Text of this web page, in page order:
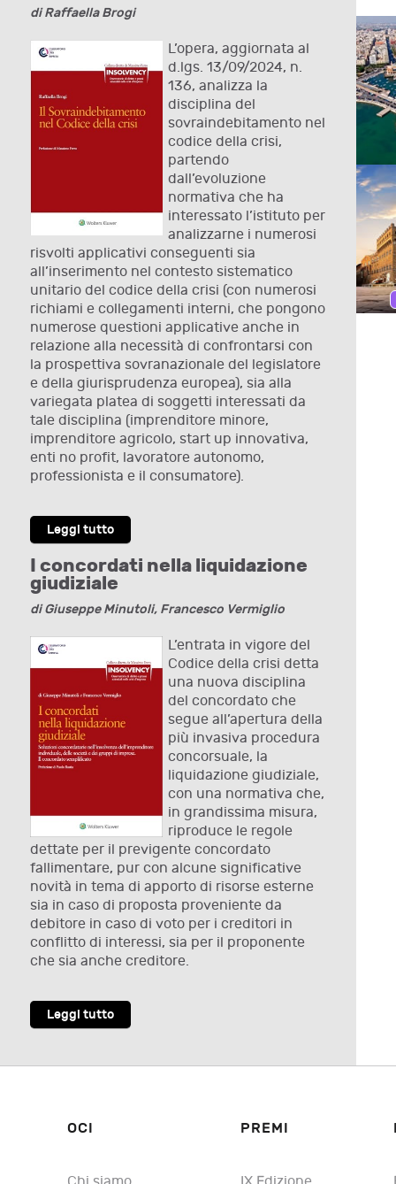
di Raffaella Brogi
L’opera, aggiornata al
d.lgs. 13/09/2024, n.
136, analizza la
disciplina del
sovraindebitamento nel
codice della crisi,
partendo
dall’evoluzione
normativa che ha
interessato l’istituto per
analizzarne i numerosi
risvolti applicativi conseguenti sia
all’inserimento nel contesto sistematico
unitario del codice della crisi (con numerosi
richiami e collegamenti interni, che pongono
numerose questioni applicative anche in
relazione alla necessità di confrontarsi con
la prospettiva sovranazionale del legislatore
e della giurisprudenza europea), sia alla
variegata platea di soggetti interessati da
tale disciplina (imprenditore minore,
imprenditore agricolo, start up innovativa,
enti no profit, lavoratore autonomo,
professionista e il consumatore).
Leggi tutto
I concordati nella liquidazione
giudiziale
di Giuseppe Minutoli, Francesco Vermiglio
L’entrata in vigore del
Codice della crisi detta
una nuova disciplina
del concordato che
segue all’apertura della
più invasiva procedura
concorsuale, la
liquidazione giudiziale,
con una normativa che,
in grandissima misura,
riproduce le regole
dettate per il previgente concordato
fallimentare, pur con alcune significative
novità in tema di apporto di risorse esterne
sia in caso di proposta proveniente da
debitore in caso di voto per i creditori in
conflitto di interessi, sia per il proponente
che sia anche creditore.
Leggi tutto
OCI PREMI